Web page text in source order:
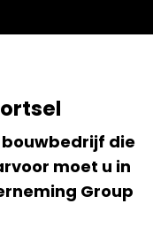
die
moet u in
Group